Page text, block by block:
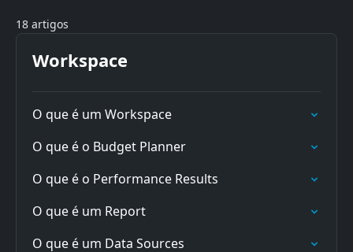
18 artigos
Workspace
O que é um Workspace
O que é o Budget Planner
O que é o Performance Results
O que é um Report
O que é um Data Sources